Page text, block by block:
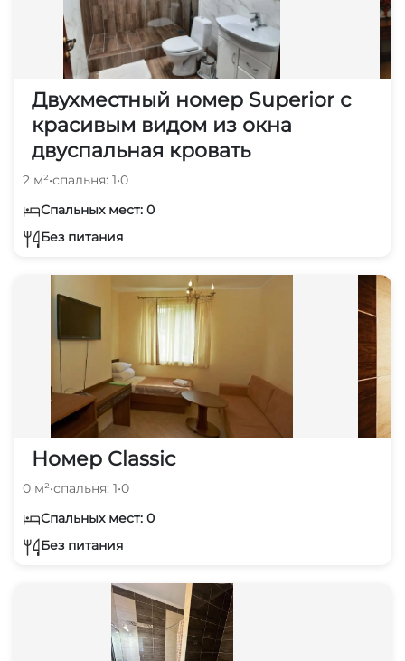
Двухместный номер Superior с
красивым видом из окна
двуспальная кровать
2 м²•спальня: 1•0
Спальных мест: 0
Без питания
Номер Classic
0 м²•спальня: 1•0
Спальных мест: 0
Без питания